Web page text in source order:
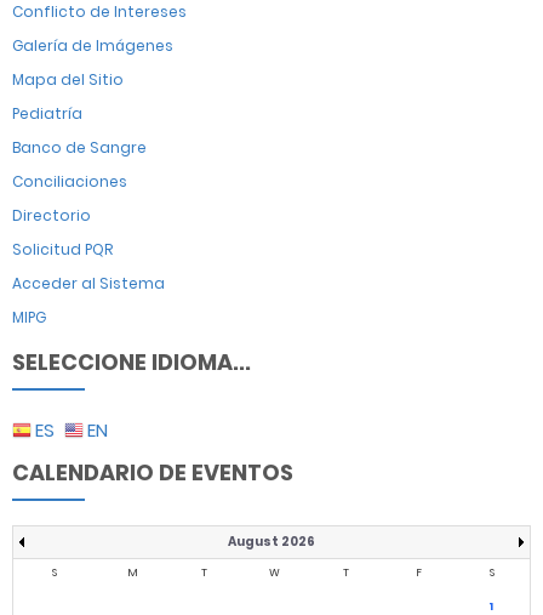
Conflicto de Intereses
Galería de Imágenes
Mapa del Sitio
Pediatría
Banco de Sangre
Conciliaciones
Directorio
Solicitud PQR
Acceder al Sistema
MIPG
SELECCIONE IDIOMA...
ES EN
CALENDARIO DE EVENTOS
August 2026
S M T W T F S
1